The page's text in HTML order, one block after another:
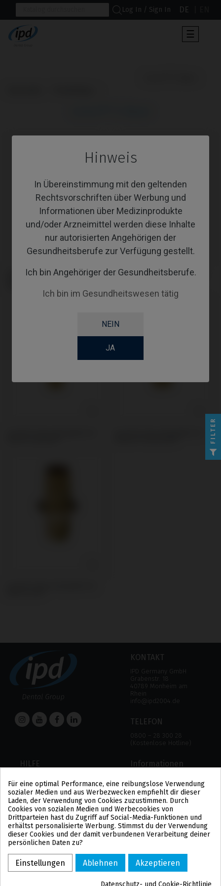
Hinweis
In Übereinstimmung mit den geltenden
Rechtsvorschriften über Werbung und
Informationen über Medizinprodukte
und/oder Arzneimittel werden diese Inhalte
nur autorisierten Angehörigen der
Gesundheitsberufe zur Verfügung gestellt.
Ich bin Angehöriger der Gesundheitsberufe.
Ich bin im Gesundheitswesen tätig
NEIN
JA
Log In / Sign In DE
der
☰
Cerec® Ti-Base kompatibel mit
Nobel Biocare® Active® /
Cerec® Ti-Base kompatibel mit
KONTAKT
IPD Germany GmbH
Grabenstr. 18
40789 Monheim am
Rhein
info@ipd2004.de
TELEFON
0800 – 28 300 28
(Kostenlose Hotline)
HILFE
HILFE
ZAHLUNGSMODALITÄTEN
VERSAND UND RÜCKGABE
Informationen
RECHTLICHER HINWEIS
DATENSCHUTZBESTIMMUNGEN
COOKIE-POLITIK
ALLGEMEINE
GESCHÄFTSBEDINGUNGEN
US
PL
ES
Für eine optimal Performance, eine reibungslose Verwendung
sozialer Medien und aus Werbezwecken empfiehlt dir dieser
Laden, der Verwendung von Cookies zuzustimmen. Durch
Cookies von sozialen Medien und Werbecookies von
Drittparteien hast du Zugriff auf Social-Media-Funktionen und
erhältst personalisierte Werbung. Stimmst du der Verwendung
dieser Cookies und der damit verbundenen Verarbeitung deiner
persönlichen Daten zu?
Einstellungen Ablehnen Akzeptieren
Datenschutz- und Cookie-Richtlinie
FILTER